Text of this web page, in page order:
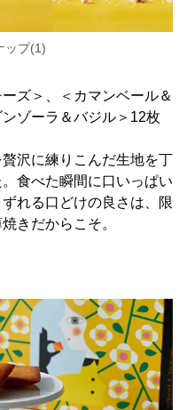
ップ(1)
ズ＞、＜カマンベール＆
ゾーラ＆バジル＞12枚
沢に練りこんだ生地を丁
食べた瞬間に口いっぱい
れる口どけの良さは、限
きだからこそ。